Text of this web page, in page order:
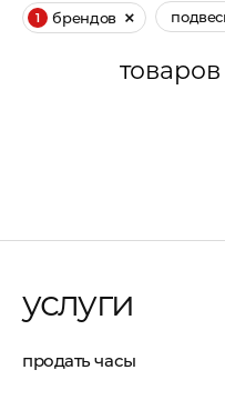
1 брендов
услуги
продать часы